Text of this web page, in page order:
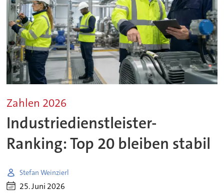
Zahlen 2026
Industriedienstleister-
Ranking: Top 20 bleiben stabil
Stefan Weinzierl
25. Juni 2026